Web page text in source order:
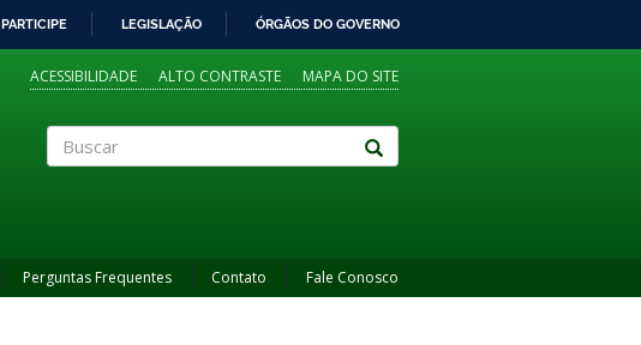
PARTICIPE LEGISLAÇÃO ÓRGÃOS DO GOVERNO
ACESSIBILIDADE ALTO CONTRASTE MAPA DO SITE
Perguntas Frequentes Contato Fale Conosco